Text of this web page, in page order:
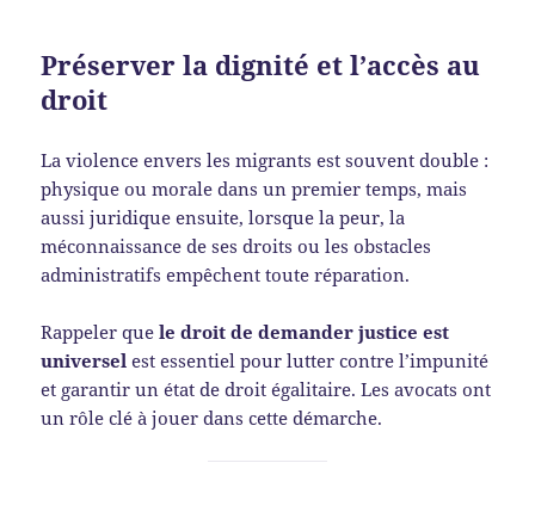
Préserver la dignité et l’accès au
droit
La violence envers les migrants est souvent double :
physique ou morale dans un premier temps, mais
aussi juridique ensuite, lorsque la peur, la
méconnaissance de ses droits ou les obstacles
administratifs empêchent toute réparation.
Rappeler quele droit de demander justice est
universel est essentiel pour lutter contre l’impunité
et garantir un état de droit égalitaire. Les avocats ont
un rôle clé à jouer dans cette démarche.